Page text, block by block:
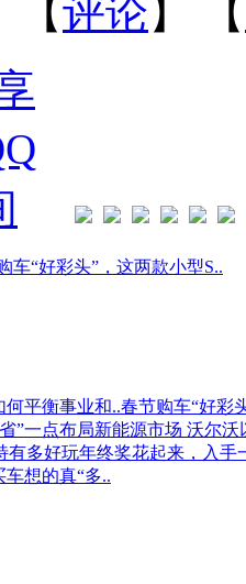
【评论】 【
车“好彩头”，这两款小型S..
何平衡事业和..春节购车“好彩
”一点布局新能源市场 沃尔
有多好玩年终奖花起来，入手
想的真“多..